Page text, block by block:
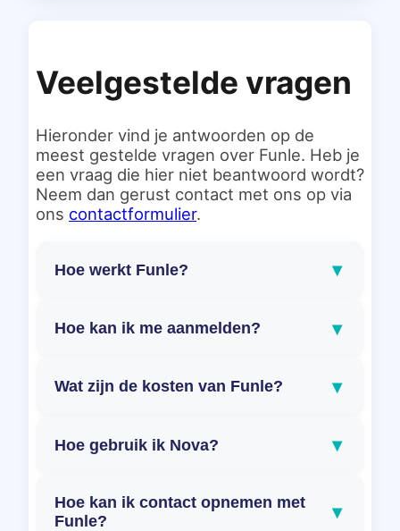
Veelgestelde vragen
Hieronder vind je antwoorden op de
meest gestelde vragen over Funle. Heb je
een vraag die hier niet beantwoord wordt?
Neem dan gerust contact met ons op via
ons contactformulier.
Hoe werkt Funle? ▾
Hoe kan ik me aanmelden? ▾
Wat zijn de kosten van Funle? ▾
Hoe gebruik ik Nova? ▾
Hoe kan ik contact opnemen met
Funle?
▾